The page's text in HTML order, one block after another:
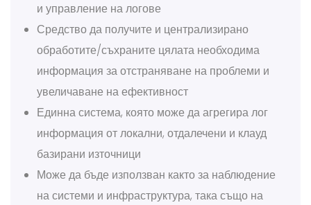
и управление на логове
Средство да получите и централизирано
обработите/съхраните цялата необходима
информация за отстраняване на проблеми и
увеличаване на ефективност
Единна система, която може да агрегира лог
информация от локални, отдалечени и клауд
базирани източници
Може да бъде използван както за наблюдение
на системи и инфраструктура, така също на